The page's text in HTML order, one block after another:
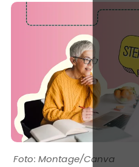
Montage/Canva